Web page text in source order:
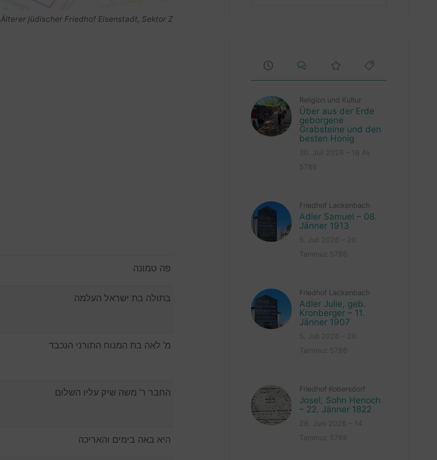
Älterer jüdischer Friedhof Eisenstadt, Sektor Z
פה טמונה
בתולה בת ישראל העלמה
מ’ לאה בת המנוח התורני הנכבד
החבר ר’ משה שיק עליו השלום
היא באה בימים והאריכה
Religion und Kultur
Über aus der Erde
geborgene
Grabsteine und den
besten Honig
Friedhof Lackenbach
Adler Samuel – 08.
Jänner 1913
Friedhof Lackenbach
Adler Julie, geb.
Kronberger – 11.
Jänner 1907
Friedhof Kobersdorf
Josel, Sohn Henoch
– 22. Jänner 1822